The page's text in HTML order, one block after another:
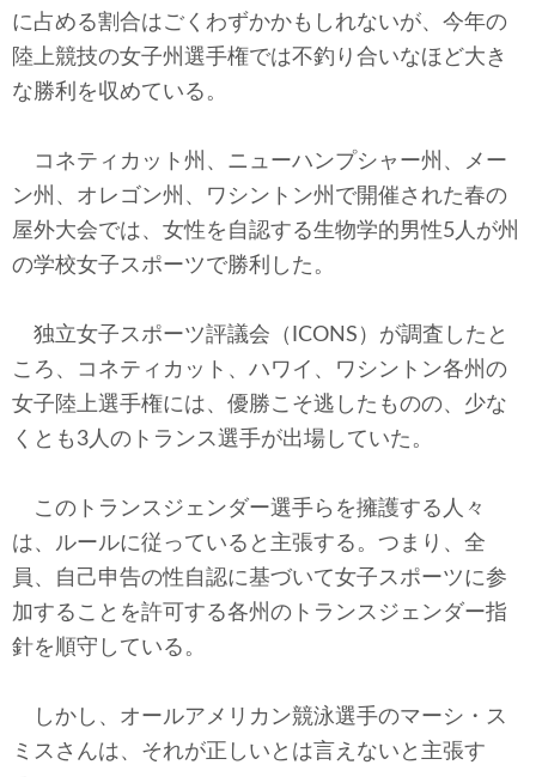
国境・移民政策
テクノロジー
コメンタリー
ビル・ガーツ
東アジア
東京発
に占める割合はごくわずかかもしれないが、今年の
陸上競技の女子州選手権では不釣り合いなほど大き
な勝利を収めている。
コネティカット州、ニューハンプシャー州、メー
ン州、オレゴン州、ワシントン州で開催された春の
屋外大会では、女性を自認する生物学的男性5人が州
の学校女子スポーツで勝利した。
独立女子スポーツ評議会（ICONS）が調査したと
ころ、コネティカット、ハワイ、ワシントン各州の
女子陸上選手権には、優勝こそ逃したものの、少な
くとも3人のトランス選手が出場していた。
このトランスジェンダー選手らを擁護する人々
は、ルールに従っていると主張する。つまり、全
員、自己申告の性自認に基づいて女子スポーツに参
加することを許可する各州のトランスジェンダー指
針を順守している。
しかし、オールアメリカン競泳選手のマーシ・ス
ミスさんは、それが正しいとは言えないと主張す